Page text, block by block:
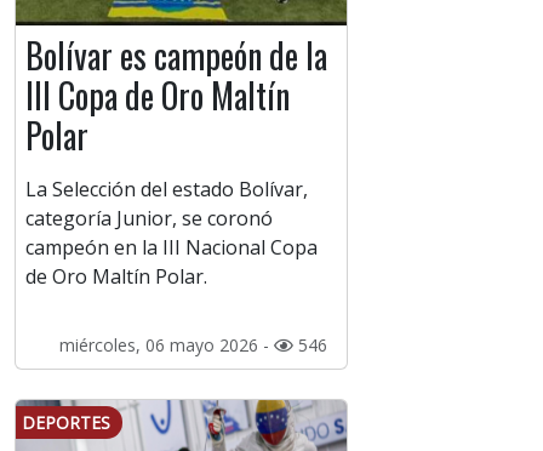
Bolívar es campeón de la
III Copa de Oro Maltín
Polar
La Selección del estado Bolívar,
categoría Junior, se coronó
campeón en la III Nacional Copa
de Oro Maltín Polar.
miércoles, 06 mayo 2026 - 546
DEPORTES